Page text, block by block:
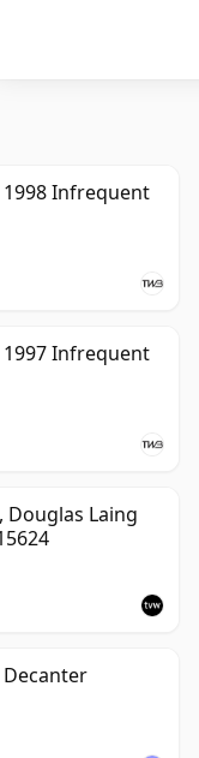
1998 Infrequent
1997 Infrequent
Douglas Laing
Decanter